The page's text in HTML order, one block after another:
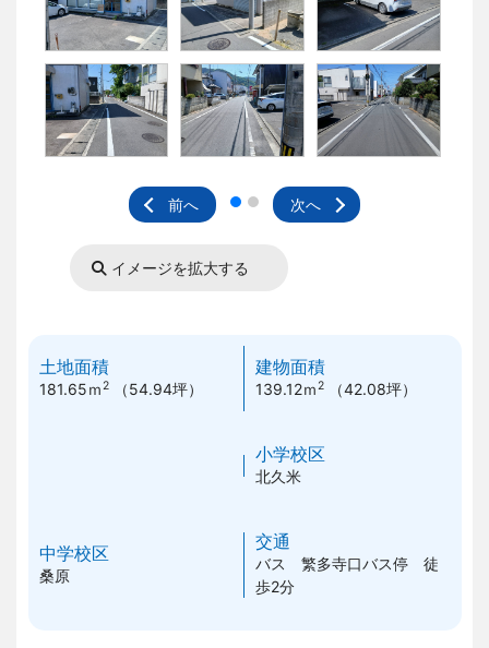
前へ 次へ
イメージを拡大する
土地面積
181.65ｍ2（54.94坪）
建物面積
139.12ｍ2 （42.08坪）
小学校区
北久米
中学校区
桑原
交通
バス 繁多寺口バス停 徒
歩2分